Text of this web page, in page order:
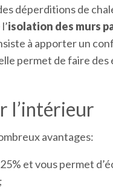
déperditions de
isolation des murs
à apporter un
permet de faire
l’intérieur
avantages:
et vous permet